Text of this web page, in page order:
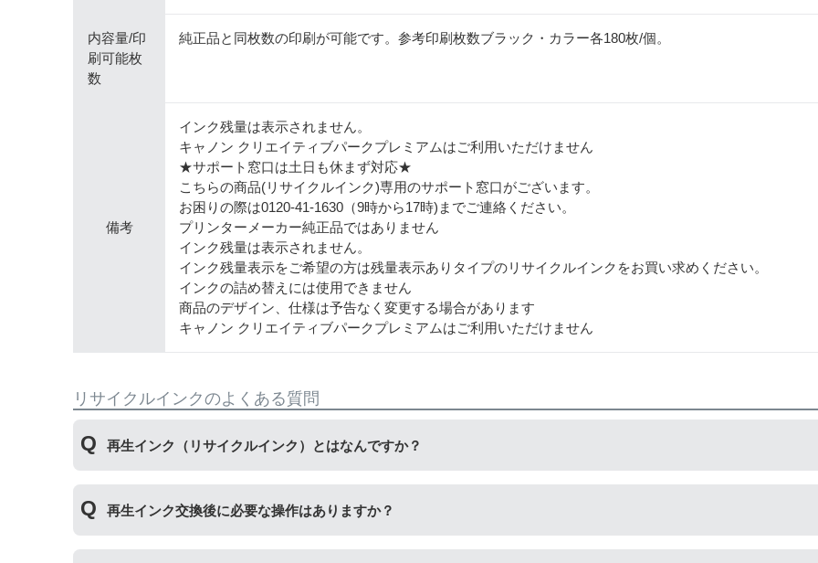
内容量/印
刷可能枚
数
純正品と同枚数の印刷が可能です。参考印刷枚数ブラック・カラー各180枚/個。
備考
インク残量は表示されません。
キャノン クリエイティブパークプレミアムはご利用いただけません
★サポート窓口は土日も休まず対応★
こちらの商品(リサイクルインク)専用のサポート窓口がございます。
お困りの際は0120-41-1630（9時から17時)までご連絡ください。
プリンターメーカー純正品ではありません
インク残量は表示されません。
インク残量表示をご希望の方は残量表示ありタイプのリサイクルインクをお買い求めください。
インクの詰め替えには使用できません
商品のデザイン、仕様は予告なく変更する場合があります
キャノン クリエイティブパークプレミアムはご利用いただけません
リサイクルインクのよくある質問
再生インク（リサイクルインク）とはなんですか？
す。
再生インク交換後に必要な操作はありますか？